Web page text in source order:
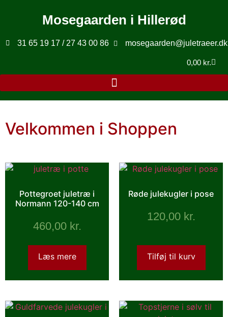
Mosegaarden i Hillerød
31 65 19 17 / 27 43 00 86 mosegaarden@juletraeer.dk
0,00 kr.
Velkommen i Shoppen
Pottegroet juletræ i
Normann 120-140 cm
460,00 kr.
Læs mere
Røde julekugler i pose
120,00 kr.
Tilføj til kurv